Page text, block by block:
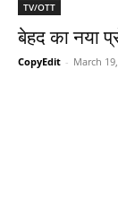
TV/OTT
बेहद का नया
CopyEdit - March